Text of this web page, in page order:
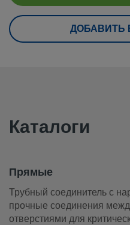
UNSPSC (4.03)
UNSPSC (10.0)
UNSPSC (17.1001)
Прямые
Трубный соединитель с
соединения между
критически важных
ДОБАВИТЬ
Каталоги
Прямые
Трубный соединитель с
прочные соединения
отверстиями для